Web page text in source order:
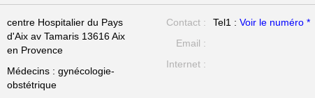
centre Hospitalier du Pays
d'Aix av Tamaris 13616 Aix
en Provence
Médecins : gynécologie-
obstétrique
Contact : Tel1 : Voir le numéro *
Email :
Internet :